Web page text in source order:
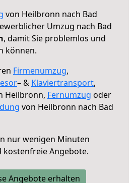
von Heilbronn nach Bad
Umzug nach Bad
, damit Sie problemlos und
können.
Firmenumzug,
– & Klaviertransport,
Heilbronn, Fernumzug oder
von Heilbronn nach Bad
nur wenigen Minuten
Angebote.
Angebote erhalten